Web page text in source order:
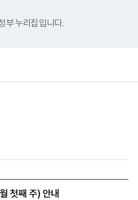
부 누리집입니다.
검
첫째 주) 안내